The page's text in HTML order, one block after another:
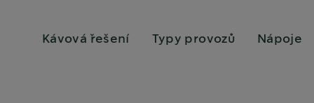
Kávová řešení Typy provozů Nápoje